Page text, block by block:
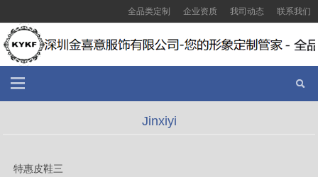
全品类定制 企业资质 我司动态 联系我们
Jinxiyi
特惠皮鞋三